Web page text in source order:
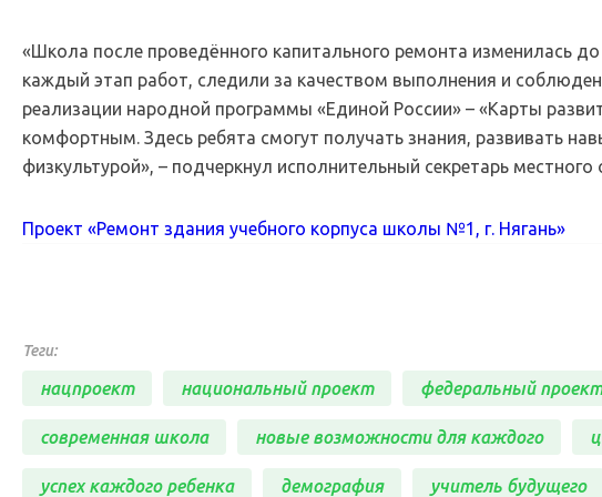
«Школа после проведённого капитального ремонта изменилась
каждый этап работ, следили за качеством выполнения и
реализации народной программы «Единой России» – «Карты
комфортным. Здесь ребята смогут получать знания, развивать
физкультурой», – подчеркнул исполнительный секретарь
Проект «Ремонт здания учебного корпуса школы №1, г. Нягань»
Теги:
нацпроект национальный проект федеральный проект
современная школа новые возможности для каждого
успех каждого ребенка демография учитель будущего